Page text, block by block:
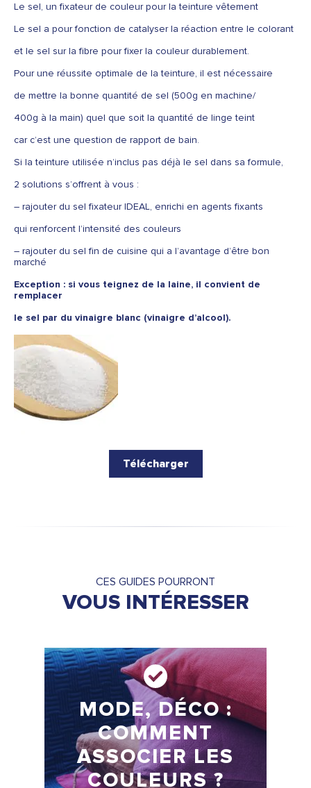
Le sel, un fixateur de couleur pour la teinture vêtement
Le sel a pour fonction de catalyser la réaction entre le colorant
et le sel sur la fibre pour fixer la couleur durablement.
Pour une réussite optimale de la teinture, il est nécessaire
de mettre la bonne quantité de sel (500g en machine/
400g à la main) quel que soit la quantité de linge teint
car c’est une question de rapport de bain.
Si la teinture utilisée n’inclus pas déjà le sel dans sa formule,
2 solutions s’offrent à vous :
– rajouter du sel fixateur IDEAL, enrichi en agents fixants
qui renforcent l’intensité des couleurs
– rajouter du sel fin de cuisine qui a l’avantage d’être bon
marché
Exception : si vous teignez de la laine, il convient de
remplacer
le sel par du vinaigre blanc (vinaigre d’alcool).
Télécharger
CES GUIDES POURRONT
VOUS INTÉRESSER
MODE, DÉCO :
COMMENT
ASSOCIER LES
COULEURS ?